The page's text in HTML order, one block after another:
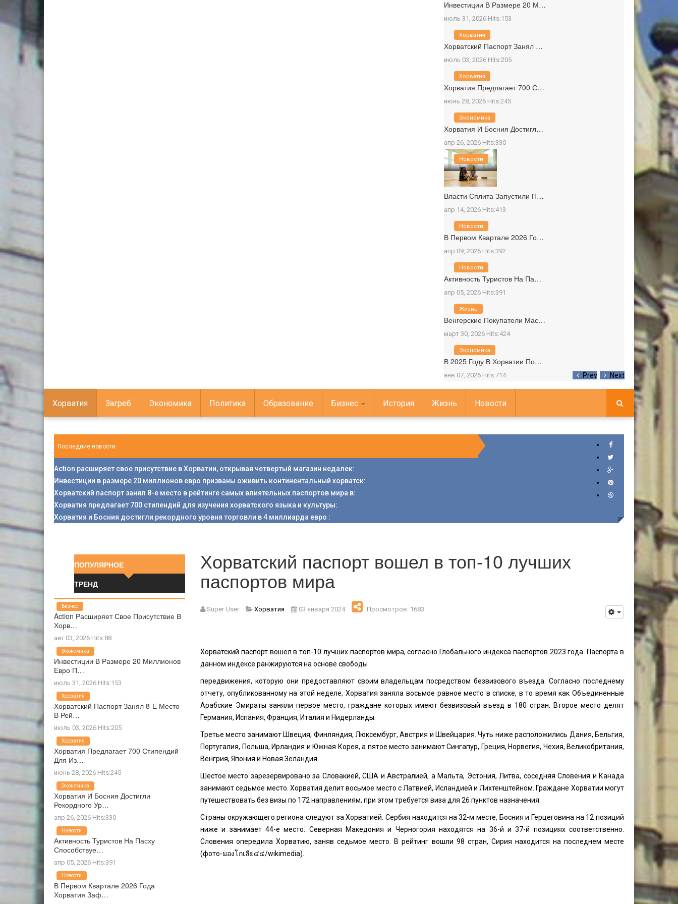
Prev Next
Инвестиции В Размере 20 М…
июль 31, 2026 Hits:153
Хорватский Паспорт Занял …
июль 03, 2026 Hits:205
Хорватия
Хорватия Предлагает 700 С…
июнь 28, 2026 Hits:245
Хорватия
Хорватия И Босния Достигл…
апр 26, 2026 Hits:330
Экономика
Власти Сплита Запустили П…
апр 14, 2026 Hits:413
Новости
В Первом Квартале 2026 Го…
апр 09, 2026 Hits:392
Новости
Активность Туристов На Па…
апр 05, 2026 Hits:391
Новости
Венгерские Покупатели Мас…
март 30, 2026 Hits:424
Жизнь
В 2025 Году В Хорватии По…
янв 07, 2026 Hits:714
Экономика
Хорватия Загреб Экономика Политика Образование Бизнес История Жизнь Новости
Последние новости
Action расширяет свое присутствие в Хорватии, открывая четвертый магазин недалек:
Инвестиции в размере 20 миллионов евро призваны оживить континентальный хорватск:
Хорватский паспорт занял 8-е место в рейтинге самых влиятельных паспортов мира в:
Хорватия предлагает 700 стипендий для изучения хорватского языка и культуры:
Хорватия и Босния достигли рекордного уровня торговли в 4 миллиарда евро :
Хорватский паспорт вошел в топ-10 лучших
паспортов мира
Super User Хорватия 03 января 2024 Просмотров: 1683
Хорватский паспорт вошел в топ-10 лучших паспортов мира, согласно Глобального индекса паспортов 2023 года. Паспорта в
данном индексе ранжируются на основе свободы
передвижения, которую они предоставляют своим владельцам посредством безвизового въезда. Согласно последнему
отчету, опубликованному на этой неделе, Хорватия заняла восьмое равное место в списке, в то время как Объединенные
Арабские Эмираты заняли первое место, граждане которых имеют безвизовый въезд в 180 стран. Второе место делят
Германия, Испания, Франция, Италия и Нидерланды.
Третье место занимают Швеция, Финляндия, Люксембург, Австрия и Швейцария. Чуть ниже расположились Дания, Бельгия,
Португалия, Польша, Ирландия и Южная Корея, а пятое место занимают Сингапур, Греция, Норвегия, Чехия, Великобритания,
Венгрия, Япония и Новая Зеландия.
Шестое место зарезервировано за Словакией, США и Австралией, а Мальта, Эстония, Литва, соседняя Словения и Канада
занимают седьмое место. Хорватия делит восьмое место с Латвией, Исландией и Лихтенштейном. Граждане Хорватии могут
путешествовать без визы по 172 направлениям, при этом требуется виза для 26 пунктов назначения.
Страны окружающего региона следуют за Хорватией: Сербия находится на 32-м месте, Босния и Герцеговина на 12 позиций
ниже и занимает 44-е место. Северная Македония и Черногория находятся на 36-й и 37-й позициях соответственно.
Словения опередила Хорватию, заняв седьмое место. В рейтинг вошли 98 стран, Сирия находится на последнем месте
(фото-มองโกเลีย๔๔/wikimedia).
ПОПУЛЯРНОЕ
ТРЕНД
Action Расширяет Свое Присутствие В
Хорв…
авг 03, 2026 Hits:88
Бизнес
Инвестиции В Размере 20 Миллионов
Евро П…
июль 31, 2026 Hits:153
Экономика
Хорватский Паспорт Занял 8-Е Место
В Рей…
июль 03, 2026 Hits:205
Хорватия
Хорватия Предлагает 700 Стипендий
Для Из…
июнь 28, 2026 Hits:245
Хорватия
Хорватия И Босния Достигли
Рекордного Ур…
апр 26, 2026 Hits:330
Экономика
Активность Туристов На Пасху
Способствуе…
апр 05, 2026 Hits:391
Новости
В Первом Квартале 2026 Года
Хорватия Заф…
Новости